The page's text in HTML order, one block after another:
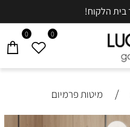
הלקוח!
0 0
/ מיטות פרמיום